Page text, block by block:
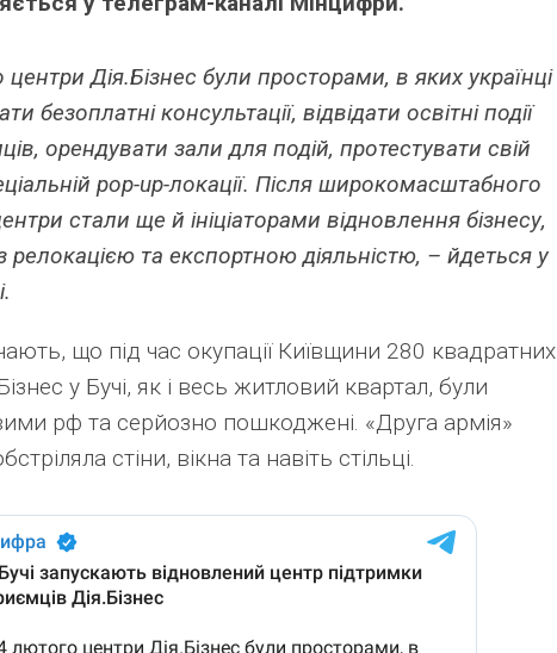
Дія.Бізнес були просторами, в яких українці
безоплатні консультації, відвідати освітні події
орендувати зали для подій, протестувати свій
pop-up-локації. Після широкомасштабного
стали ще й ініціаторами відновлення бізнесу,
та експортною діяльністю, – йдеться у
що під час окупації Київщини 280 квадратних
у Бучі, як і весь житловий квартал, були
рф та серйозно пошкоджені. «Друга армія»
стіни, вікна та навіть стільці.